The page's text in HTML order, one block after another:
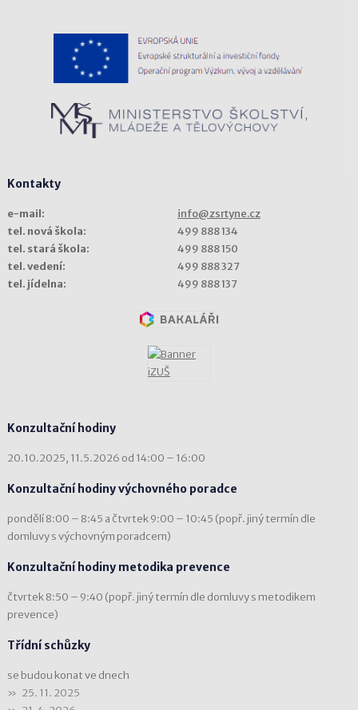
Kontakty
e-mail:
info@zsrtyne.cz
tel. nová škola:
499 888 134
tel. stará škola:
499 888 150
tel. vedení:
499 888 327
tel. jídelna:
499 888 137
Konzultační hodiny
20.10.2025, 11.5.2026 od 14:00 – 16:00
Konzultační hodiny výchovného poradce
pondělí 8:00 – 8:45 a čtvrtek 9:00 – 10:45 (popř. jiný termín dle
domluvy s výchovným poradcem)
Konzultační hodiny metodika prevence
čtvrtek 8:50 – 9:40 (popř. jiný termín dle domluvy s metodikem
prevence)
Třídní schůzky
se budou konat ve dnech
25. 11. 2025